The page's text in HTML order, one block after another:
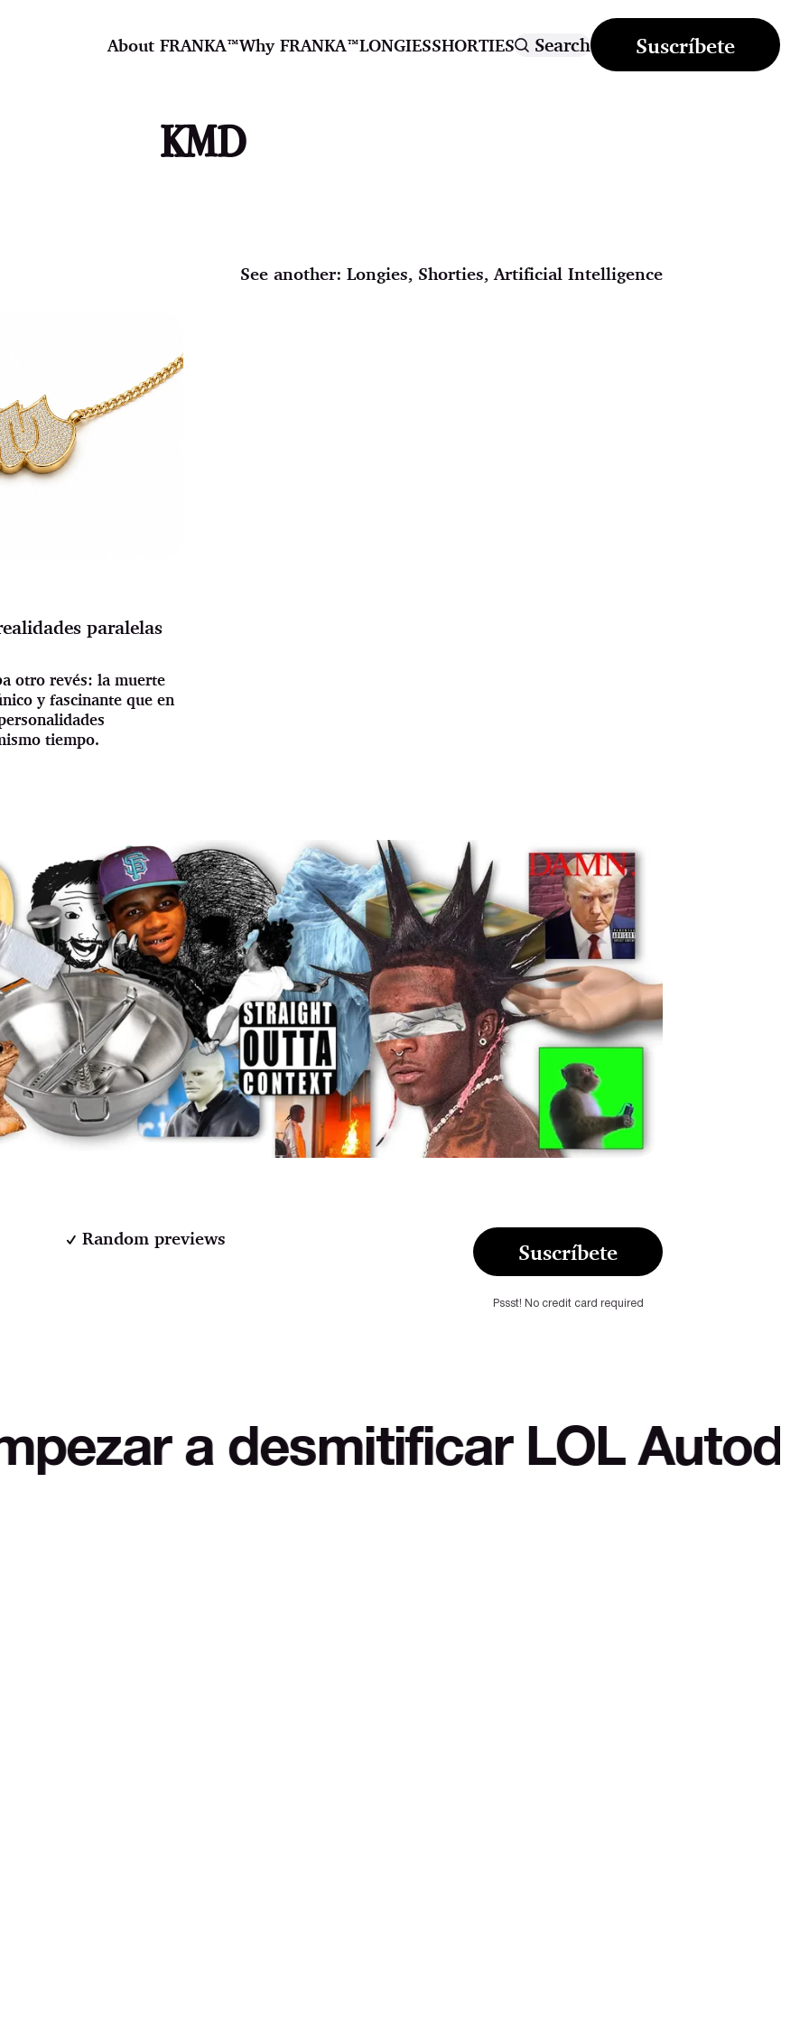
About FRANKA™️Why FRANKA™️LONGIESSHORTIES Search Suscríbete
KMD
See another:Longies, Shorties,Artificial Intelligence
paralelas
otro revés: la muerte
y fascinante que en
tiempo.
Random previews
Suscríbete
Pssst! No credit card required
LOL